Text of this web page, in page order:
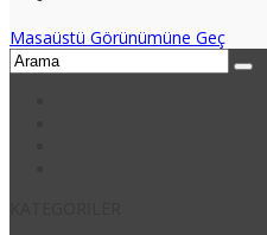
Masaüstü Görünümüne Geç